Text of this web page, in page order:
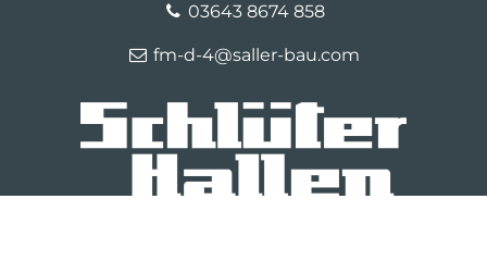
03643 8674 858
fm-d-4@saller-bau.com